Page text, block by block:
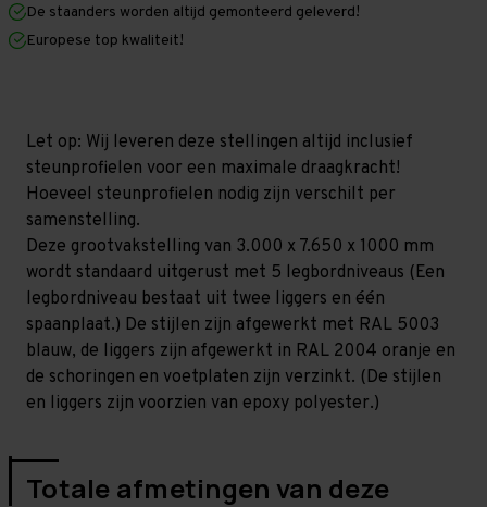
mm
x
1.000
niveaus
GALVA
mm
1.000
niveaus
GALVA
De staanders worden altijd gemonteerd geleverd!
Europese top kwaliteit!
Let op: Wij leveren deze stellingen altijd inclusief
steunprofielen voor een maximale draagkracht!
Hoeveel steunprofielen nodig zijn verschilt per
samenstelling.
Deze grootvakstelling van 3.000 x 7.650 x 1000 mm
wordt standaard uitgerust met 5 legbordniveaus (Een
legbordniveau bestaat uit twee liggers en één
spaanplaat.) De stijlen zijn afgewerkt met RAL 5003
blauw, de liggers zijn afgewerkt in RAL 2004 oranje en
de schoringen en voetplaten zijn verzinkt. (De stijlen
en liggers zijn voorzien van epoxy polyester.)
Totale afmetingen van deze